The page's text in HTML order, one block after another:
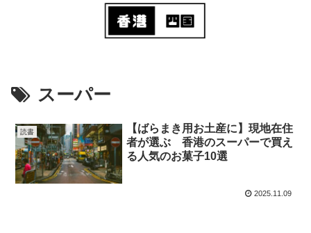
スーパー
読書
【ばらまき用お土産に】現地在住
者が選ぶ 香港のスーパーで買え
る人気のお菓子10選
2025.11.09